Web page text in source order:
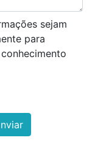
sejam
para